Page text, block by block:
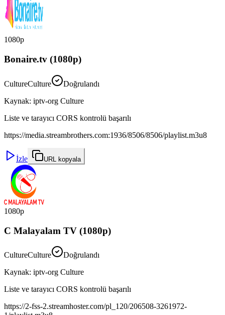
1080p
Bonaire.tv (1080p)
CultureCulture
Doğrulandı
Kaynak: iptv-org Culture
Liste ve tarayıcı CORS kontrolü başarılı
https://media.streambrothers.com:1936/8506/8506/playlist.m3u8
İzle URL kopyala
1080p
C Malayalam TV (1080p)
CultureCulture
Doğrulandı
Kaynak: iptv-org Culture
Liste ve tarayıcı CORS kontrolü başarılı
https://2-fss-2.streamhoster.com/pl_120/206508-3261972-